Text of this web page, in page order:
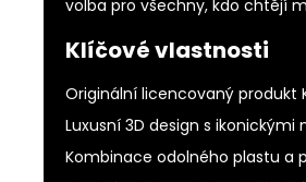
volba pro všechny, kdo chtějí
Klíčové vlastnosti
Originální licencovaný produkt
Luxusní 3D design s ikonickými
Kombinace odolného plastu a